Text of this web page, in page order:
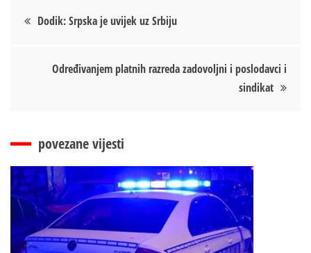
Кретање
Dodik: Srpska je uvijek uz Srbiju
Određivanjem platnih razreda zadovoljni i poslodavci i
sindikat
povezane vijesti